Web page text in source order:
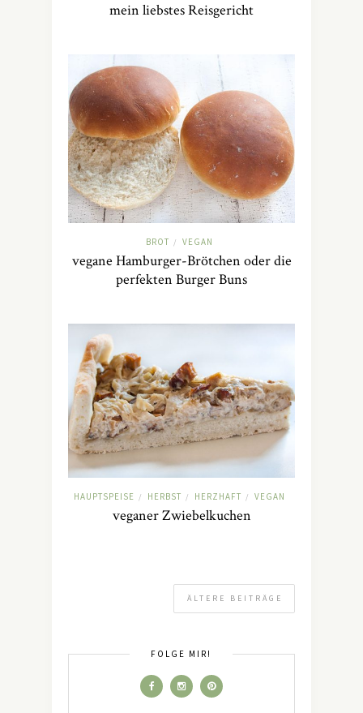
mein liebstes Reisgericht
BROT / VEGAN
vegane Hamburger-Brötchen oder die
perfekten Burger Buns
HAUPTSPEISE / HERBST / HERZHAFT / VEGAN
veganer Zwiebelkuchen
ÄLTERE BEITRÄGE
FOLGE MIR!